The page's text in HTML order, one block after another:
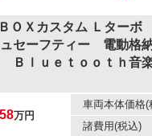
ＯＸカスタム Ｌター
セーフティー 電動格
ｌｕｅｔｏｏｔｈ音
万円
車両本体価格(
諸費用(税込)